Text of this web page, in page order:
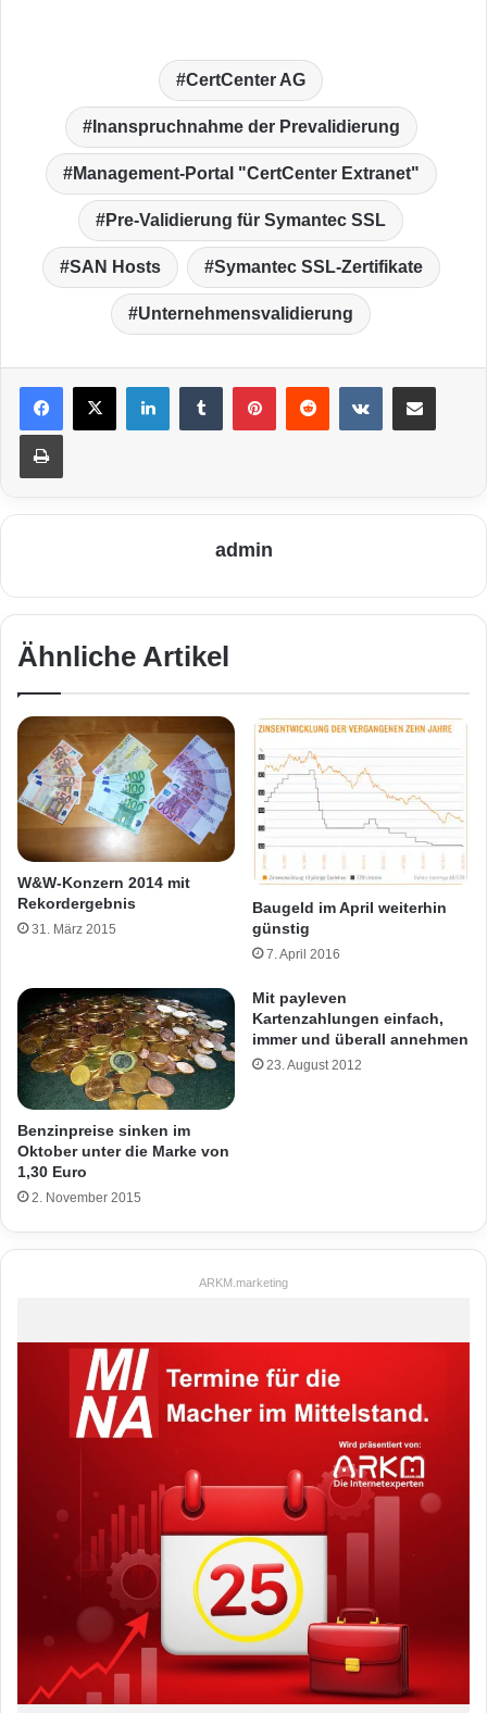
CertCenter AG
Inanspruchnahme der Prevalidierung
Management-Portal "CertCenter Extranet"
Pre-Validierung für Symantec SSL
SAN Hosts Symantec SSL-Zertifikate
Unternehmensvalidierung
LinkedIn VKontakte
Drucken
admin
Ähnliche Artikel
W&W-Konzern 2014 mit
Rekordergebnis
31. März 2015
Baugeld im April weiterhin
günstig
7. April 2016
Benzinpreise sinken im
Oktober unter die Marke von
1,30 Euro
2. November 2015
Mit payleven
Kartenzahlungen einfach,
immer und überall annehmen
23. August 2012
ARKM.marketing